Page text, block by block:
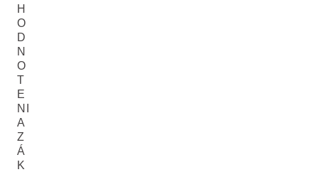
H
O
D
N
O
T
E
NI
A
Z
Á
K